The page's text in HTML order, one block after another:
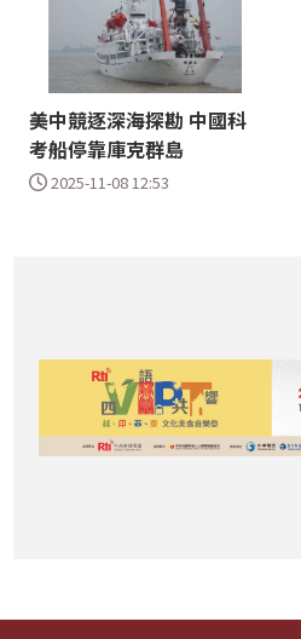
美中競逐深海探勘 中國科
考船停靠庫克群島
2025-11-08 12:53